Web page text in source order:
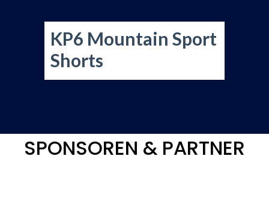
Networking
KP6 Mountain Sport
Shorts
SPONSOREN & PARTNER